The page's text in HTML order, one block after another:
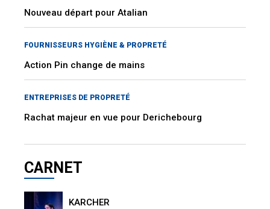
Nouveau départ pour Atalian
FOURNISSEURS HYGIÈNE & PROPRETÉ
Action Pin change de mains
ENTREPRISES DE PROPRETÉ
Rachat majeur en vue pour Derichebourg
CARNET
KARCHER